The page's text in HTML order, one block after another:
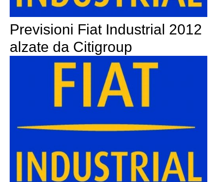
Previsioni Fiat Industrial 2012
alzate da Citigroup